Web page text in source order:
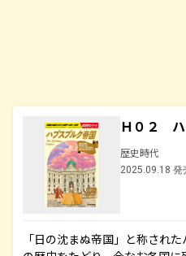
Ｈ０２ ハ
歴史時代
2025.09.18 発
「日の沈まぬ帝国」と称され